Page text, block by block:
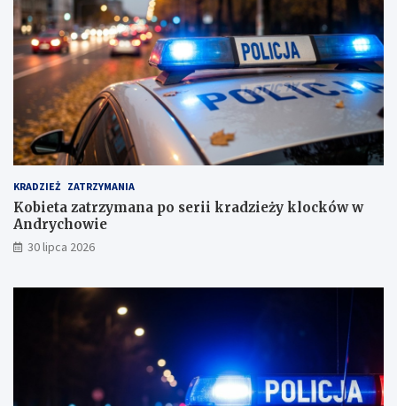
e
s
u
s
k
m
KRADZIEŻ ZATRZYMANIA
Kobieta zatrzymana po serii kradzieży klocków w
Andrychowie
30 lipca 2026